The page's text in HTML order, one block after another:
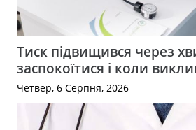
Тиск підвищився через
заспокоїтися і коли
Четвер, 6 Серпня, 2026